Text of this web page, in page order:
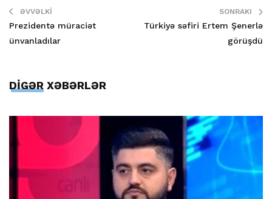
ƏVVƏLKI
Prezidentə müraciət
ünvanladılar
SONRAKI
Türkiyə səfiri Ertem Şenerlə
görüşdü
DİGƏR XƏBƏRLƏR